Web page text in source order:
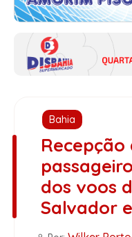
Bahia
Recepção
dos voos
Salvador